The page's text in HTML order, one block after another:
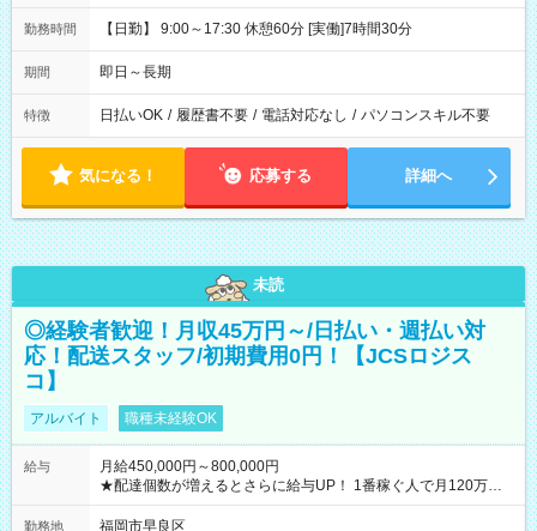
勤務時間 【日勤】 9:00～17:30 休憩60分 [実働]7時間30分
期間 即日～長期
特徴 日払いOK / 履歴書不要 / 電話対応なし / パソコンスキル不要
気になる！ 応募する 詳細へ
未読
◎経験者歓迎！月収45万円～/日払い・週払い対
応！配送スタッフ/初期費用0円！【JCSロジス
コ】
アルバイト 職種未経験OK
給与
月給450,000円～800,000円
★配達個数が増えるとさらに給与UP！ 1番稼ぐ人で月120万ほ
ど！ ・主要都市エリア 月収55万円／週5日稼働 月収65万~112
万円／週6日稼働 ・地方郊外エリア 月収40万円／週5日稼働 月
勤務地 福岡市早良区